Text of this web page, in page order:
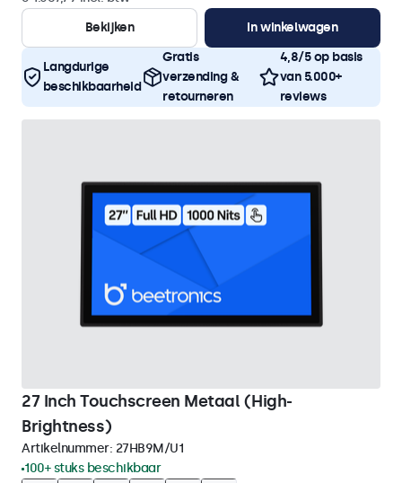
Bekijken
In winkelwagen
Langdurige
beschikbaarheid
Gratis
verzending &
retourneren
4,8/5 op basis
van 5.000+
reviews
27 Inch Touchscreen Metaal (High-
Brightness)
Artikelnummer: 27HB9M/U1
100+ stuks beschikbaar